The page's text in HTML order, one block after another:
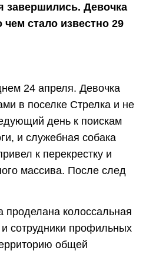
завершились. Девочка
стало известно 29
24 апреля. Девочка
в поселке Стрелка и не
день к поискам
и служебная собака
к перекрестку и
массива. После след
проделана колоссальная
сотрудники профильных
общей